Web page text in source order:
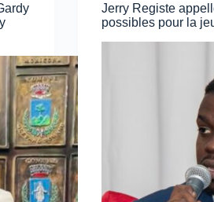
Jerry Registe
possibles pour la